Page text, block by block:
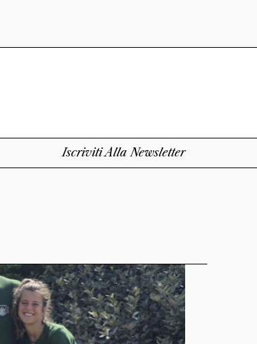
Iscriviti Alla Newsletter